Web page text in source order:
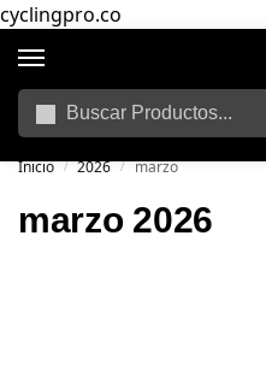
cyclingpro.co
🚴‍ Envío gratuito a todo
Inicio / 2026 / marzo
marzo 2026